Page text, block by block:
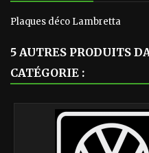
Plaques déco Lambretta
5 AUTRES PRODUITS
CATÉGORIE :